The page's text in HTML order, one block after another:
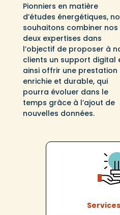
Pionniers en matière
d’études énergétiques,
souhaitons combiner nos
deux expertises dans
l’objectif de proposer à
clients un support digital
ainsi offrir une prestation
enrichie et durable, qui
pourra évoluer dans le
temps grâce à l’ajout de
nouvelles données.